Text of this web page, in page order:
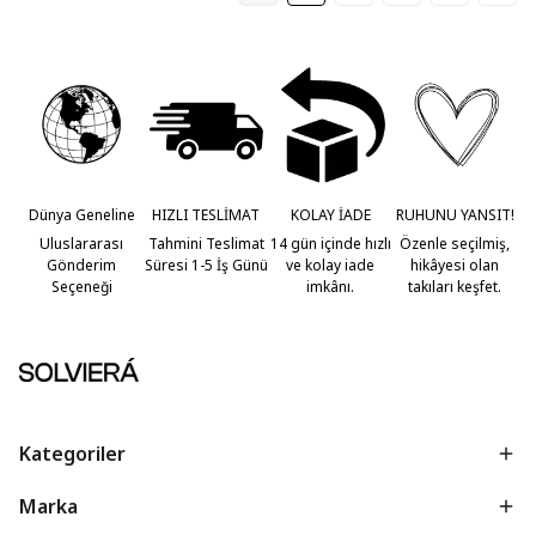
Dünya Geneline
Uluslararası
Gönderim
Seçeneği
HIZLI TESLİMAT
Tahmini Teslimat
Süresi 1-5 İş Günü
KOLAY İADE
14 gün içinde hızlı
ve kolay iade
imkânı.
RUHUNU YANSIT!
Özenle seçilmiş,
hikâyesi olan
takıları keşfet.
Kategoriler
Marka